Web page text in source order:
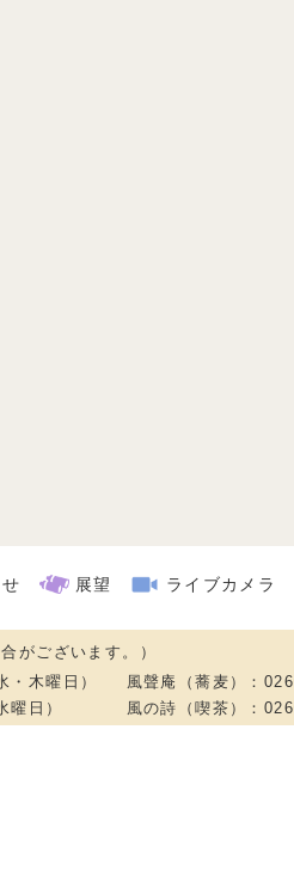
展望 ライブカメラ
がございます。）
木曜日）
日）
風聲庵（蕎麦）：
風の詩（喫茶）：